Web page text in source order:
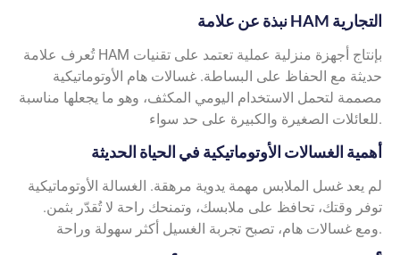
نبذة عن علامة HAM التجارية
تُعرف علامة HAM بإنتاج أجهزة منزلية عملية تعتمد على تقنيات
حديثة مع الحفاظ على البساطة. غسالات هام الأوتوماتيكية
مصممة لتحمل الاستخدام اليومي المكثف، وهو ما يجعلها مناسبة
للعائلات الصغيرة والكبيرة على حد سواء.
أهمية الغسالات الأوتوماتيكية في الحياة الحديثة
لم يعد غسل الملابس مهمة يدوية مرهقة. الغسالة الأوتوماتيكية
توفر وقتك، تحافظ على ملابسك، وتمنحك راحة لا تُقدّر بثمن.
ومع غسالات هام، تصبح تجربة الغسيل أكثر سهولة وراحة.